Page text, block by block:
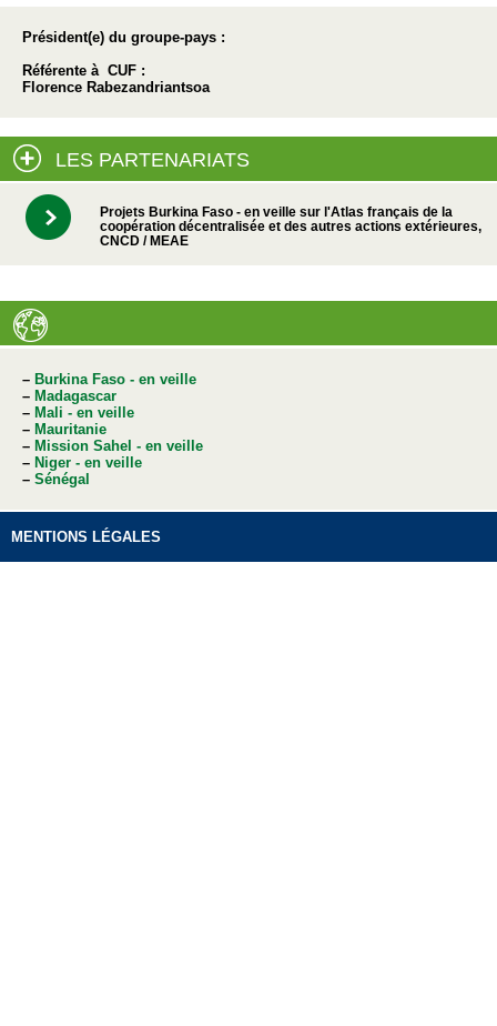
Président(e) du groupe-pays :
Référente à CUF :
Florence Rabezandriantsoa
LES PARTENARIATS
Projets Burkina Faso - en veille sur l'Atlas français de la
coopération décentralisée et des autres actions extérieures,
CNCD / MEAE
– Burkina Faso - en veille
– Madagascar
– Mali - en veille
– Mauritanie
– Mission Sahel - en veille
– Niger - en veille
– Sénégal
MENTIONS LÉGALES